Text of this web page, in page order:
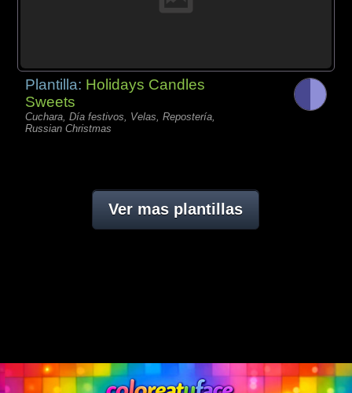
Plantilla: Holidays Candles
Sweets
Cuchara, Día festivos, Velas, Repostería,
Russian Christmas
Ver mas plantillas